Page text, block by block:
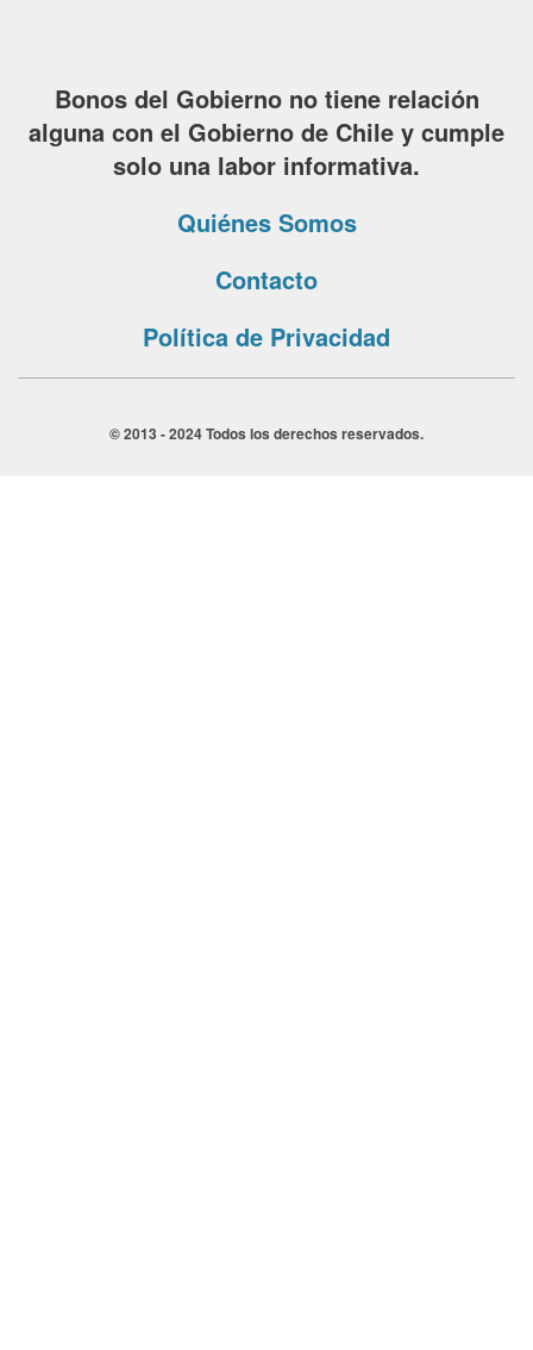
Bonos del Gobierno no tiene relación
alguna con el Gobierno de Chile y cumple
solo una labor informativa.
Quiénes Somos
Contacto
Política de Privacidad
© 2013 - 2024 Todos los derechos reservados.